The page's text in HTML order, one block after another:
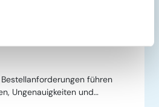
führen
Ungenauigkeiten und…